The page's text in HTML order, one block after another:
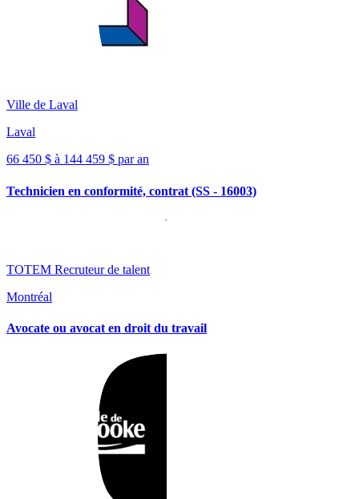
Ville de Laval
Laval
66 450 $ à 144 459 $ par an
Technicien en conformité, contrat (SS - 16003)
TOTEM Recruteur de talent
Montréal
Avocate ou avocat en droit du travail